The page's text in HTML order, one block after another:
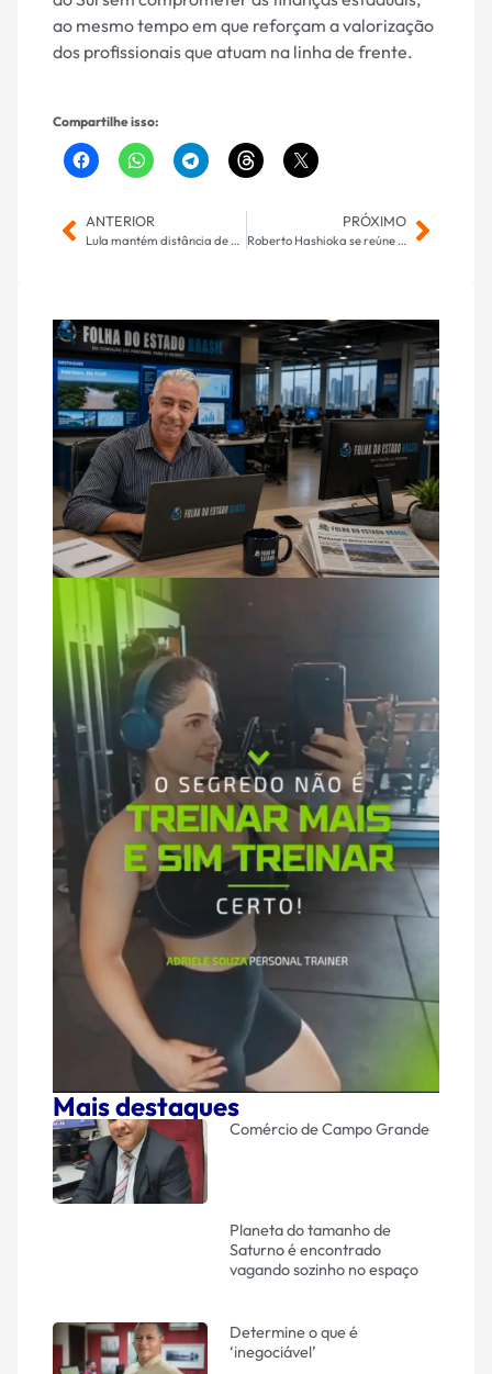
ao mesmo tempo em que reforçam a valorização
dos profissionais que atuam na linha de frente.
Compartilhe isso:
ANTERIOR
Lula mantém distância de adversários e venceria em todos os cenários, aponta Genial/Quaest
PRÓXIMO
Roberto Hashioka se reúne com prefeito e secretários da saúde de Sidrolândia
Mais destaques
Comércio de Campo Grande
Planeta do tamanho de
Saturno é encontrado
vagando sozinho no espaço
Determine o que é
‘inegociável’